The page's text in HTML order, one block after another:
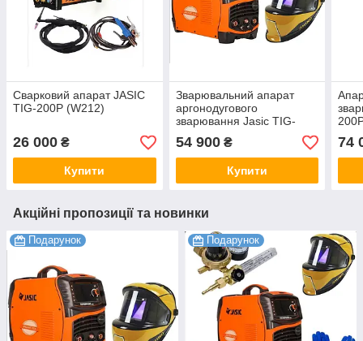
Сварковий апарат JASIC
TIG-200P (W212)
26 000 ₴
Купити
Зварювальний апарат
аргонодугового
зварювання Jasic TIG-
JET+маска
54 900₴
Купити
74
Акційні пропозиції та новинки
Подарунок Подарунок